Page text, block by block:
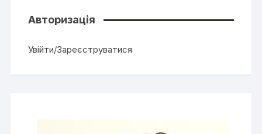
Авторизація
Увійти/Зареєструватися